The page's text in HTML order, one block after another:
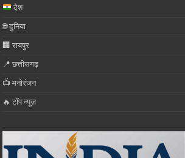
देश
🌐 दुनिया
🏢 रायपुर
📍 छत्तीसगढ़
📺 मनोरंजन
🔥 टॉप न्यूज़